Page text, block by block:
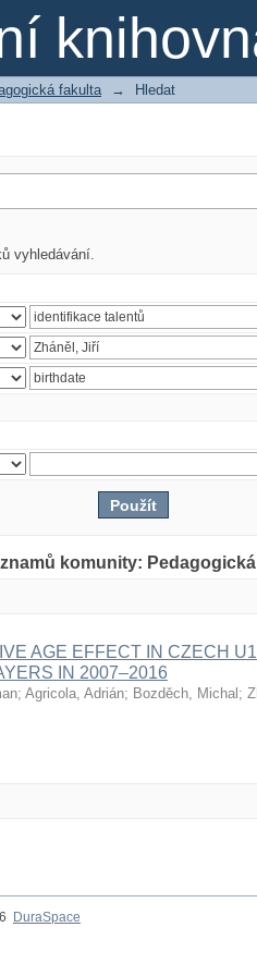
fakulta → Hledat
vyhledávání.
komunity:
AGE EFFECT IN CZECH
IN 2007–2016
; Agricola, Adrián; Bozděch, Michal ;
DuraSpace